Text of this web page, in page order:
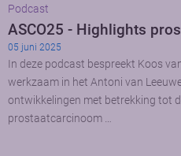
Podcast
ASCO25 - Highlights
05 juni 2025
In deze podcast bespreekt Koos
werkzaam in het Antoni van
ontwikkelingen met betrekking tot
prostaatcarcinoom …